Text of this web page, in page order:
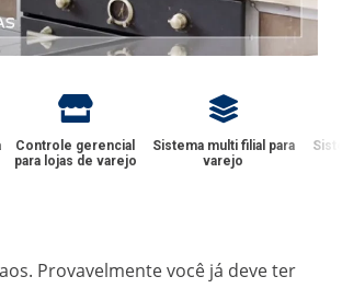
Controle gerencial
para lojas de varejo
Sistema multi filial para
varejo
Provavelmente você já deve ter